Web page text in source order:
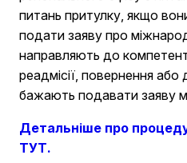
питань притулку, якщо
подати заяву про
направляють до
реадмісії, повернення
бажають подавати заяву
Детальніше про
ТУТ.